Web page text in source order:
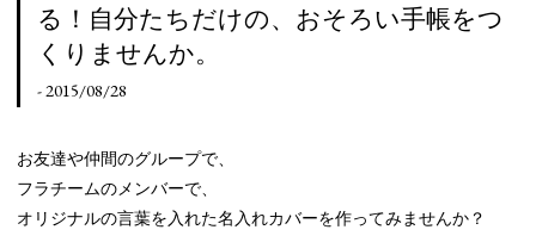
る！自分たちだけの、おそろい手帳をつ
くりませんか。
- 2015/08/28
お友達や仲間のグループで、
フラチームのメンバーで、
オリジナルの言葉を入れた名入れカバーを作ってみませんか？